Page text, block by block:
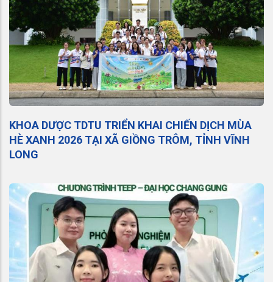
KHOA DƯỢC TDTU TRIỂN KHAI CHIẾN DỊCH MÙA
HÈ XANH 2026 TẠI XÃ GIỒNG TRÔM, TỈNH VĨNH
LONG